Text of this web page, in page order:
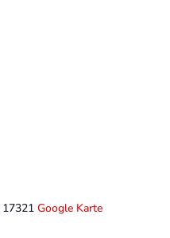
17321 Google Karte